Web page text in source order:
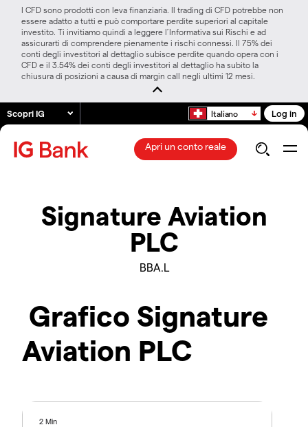
I CFD sono prodotti con leva finanziaria. Il trading di CFD potrebbe non
essere adatto a tutti e può comportare perdite superiori al capitale
investito. Ti invitiamo quindi a leggere l’Informativa sui Rischi e ad
assicurarti di comprendere pienamente i rischi connessi. Il 75% dei
conti degli investitori al dettaglio subisce perdite quando opera con i
CFD e il 3.54% dei conti degli investitori al dettaglio ha subito la
chiusura di posizioni a causa di margin call negli ultimi 12 mesi.
Scopri IG Italiano Log in
Apri un conto reale
Signature Aviation
PLC
BBA.L
Grafico Signature
Aviation PLC
2 Min